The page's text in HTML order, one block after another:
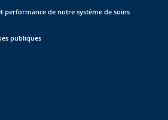
performance de notre système de soins
publiques